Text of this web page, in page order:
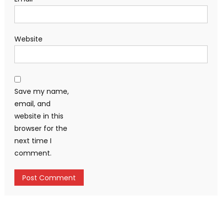
Website
Save my name,
email, and
website in this
browser for the
next time I
comment.